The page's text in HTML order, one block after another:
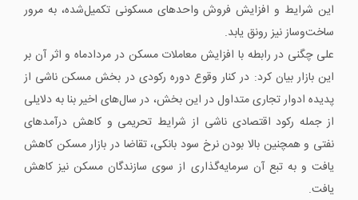
این شرایط و افزایش فروش واحدهای مسکونی تکمیل‌شده، به مرور
ساخت‌وساز نیز رونق یابد.
علی چگنی در رابطه با افزایش معاملات مسکن در مردادماه و اثر آن بر
این بازار بیان کرد: در کنار وقوع دوره رکودی در بخش مسکن ناشی از
پدیده ادوار تجاری متداول در این بخش، در سال‌های اخیر بنا به دلایلی
از جمله رکود اقتصادی ناشی از شرایط تحریمی و کاهش درآمدهای
نفتی و همچنین بالا بودن نرخ سود بانکی، تقاضا در بازار مسکن کاهش
یافت و به تبع آن سرمایه‌گذاری از سوی سازندگان مسکن نیز کاهش
یافت.